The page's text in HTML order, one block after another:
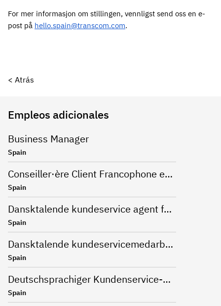
For mer informasjon om stillingen, vennligst send oss ​​en e-
post på hello.spain@transcom.com.
< Atrás
Empleos adicionales
Business Manager
Spain
Conseiller·ère Client Francophone en Télétravail (Barcelone)
Spain
Dansktalende kundeservice agent for Nespresso
Spain
Dansktalende kundeservicemedarbejder
Spain
Deutschsprachiger Kundenservice-Mitarbeiter für eine Onlinebank in Alicante
Spain